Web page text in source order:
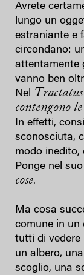
Avrete
lungo un
estraniante e
circondano:
attentamente
vanno ben
Nel Tractatus
contengono
In effetti,
sconosciuta,
modo inedito,
Ponge nel
cose.
Ma cosa
comune in un
tutti di vedere
un albero,
scoglio, una